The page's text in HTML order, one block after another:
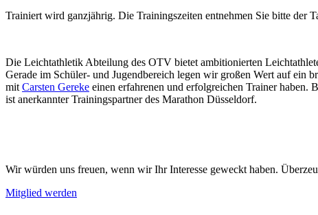
Trainiert wird ganzjährig. Die Trainingszeiten entnehmen Sie bitte der
Die Leichtathletik Abteilung des OTV bietet ambitionierten
Gerade im Schüler- und Jugendbereich legen wir großen Wert auf ein
mit Carsten Gereke einen erfahrenen und erfolgreichen Trainer haben.
ist anerkannter Trainingspartner des Marathon Düsseldorf.
Wir würden uns freuen, wenn wir Ihr Interesse geweckt haben.
Mitglied werden